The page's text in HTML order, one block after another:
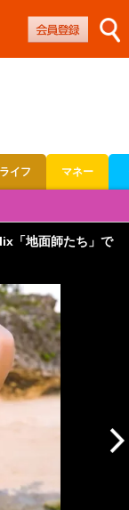
ライフ マネー
「地面師たち」で